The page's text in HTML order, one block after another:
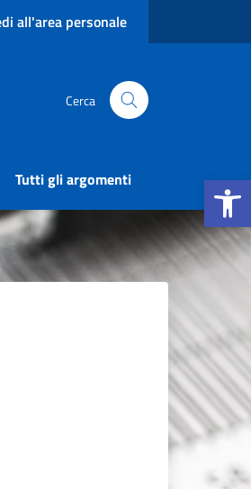
Apri la
all'area personale
Cerca
Tutti gli argomenti